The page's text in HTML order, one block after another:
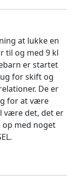
at lukke en
til og med 9 kl
er startet
for skift og
De er
for at være
være det, det er
op med noget